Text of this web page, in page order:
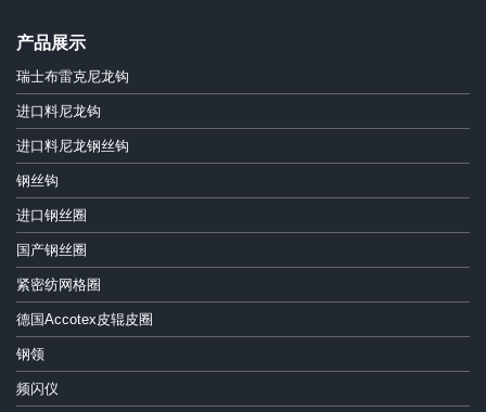
产品展示
瑞士布雷克尼龙钩
进口料尼龙钩
进口料尼龙钢丝钩
钢丝钩
进口钢丝圈
国产钢丝圈
紧密纺网格圈
德国Accotex皮辊皮圈
钢领
频闪仪